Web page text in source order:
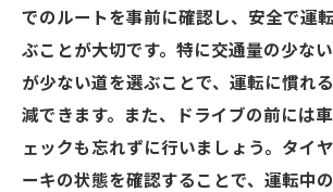
でのルートを事前に確認し、安全で運
ぶことが大切です。特に交通量の少な
が少ない道を選ぶことで、運転に慣れ
減できます。また、ドライブの前には
ェックも忘れずに行いましょう。タイ
ーキの状態を確認することで、運転中